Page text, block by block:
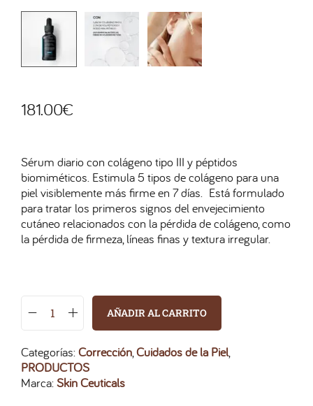
181.00€
Sérum diario con colágeno tipo III y péptidos
biomiméticos. Estimula 5 tipos de colágeno para una
piel visiblemente más firme en 7 días. Está formulado
para tratar los primeros signos del envejecimiento
cutáneo relacionados con la pérdida de colágeno, como
la pérdida de firmeza, líneas finas y textura irregular.
AÑADIR AL CARRITO
Categorías:Corrección,Cuidados de la Piel,
PRODUCTOS
Marca:Skin Ceuticals